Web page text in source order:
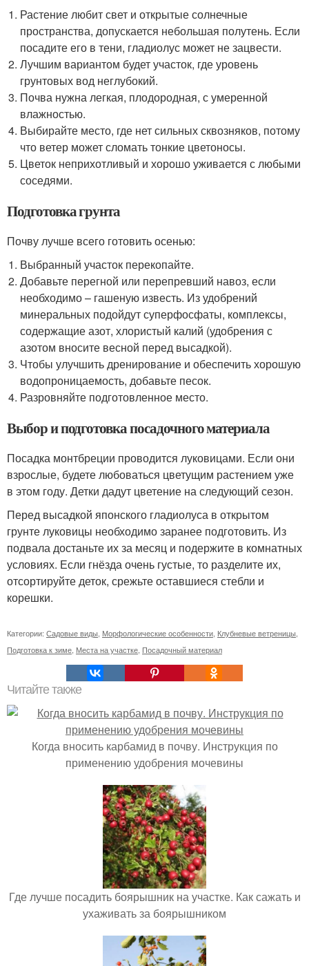
Растение любит свет и открытые солнечные
пространства, допускается небольшая полутень. Если
посадите его в тени, гладиолус может не зацвести.
Лучшим вариантом будет участок, где уровень
грунтовых вод неглубокий.
Почва нужна легкая, плодородная, с умеренной
влажностью.
Выбирайте место, где нет сильных сквозняков, потому
что ветер может сломать тонкие цветоносы.
Цветок неприхотливый и хорошо уживается с любыми
соседями.
Подготовка грунта
Почву лучше всего готовить осенью:
Выбранный участок перекопайте.
Добавьте перегной или перепревший навоз, если
необходимо – гашеную известь. Из удобрений
минеральных подойдут суперфосфаты, комплексы,
содержащие азот, хлористый калий (удобрения с
азотом вносите весной перед высадкой).
Чтобы улучшить дренирование и обеспечить хорошую
водопроницаемость, добавьте песок.
Разровняйте подготовленное место.
Выбор и подготовка посадочного материала
Посадка монтбреции проводится луковицами. Если они
взрослые, будете любоваться цветущим растением уже
в этом году. Детки дадут цветение на следующий сезон.
Перед высадкой японского гладиолуса в открытом
грунте луковицы необходимо заранее подготовить. Из
подвала достаньте их за месяц и подержите в комнатных
условиях. Если гнёзда очень густые, то разделите их,
отсортируйте деток, срежьте оставшиеся стебли и
корешки.
Категории: Садовые виды Морфологические особенности Клубневые ветреницы
Подготовка к зиме Места на участке Посадочный материал
Читайте также
Когда вносить карбамид в почву. Инструкция по
применению удобрения мочевины
Где лучше посадить боярышник на участке. Как сажать и
ухаживать за боярышником